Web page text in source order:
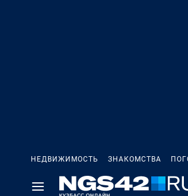
НЕДВИЖИМОСТЬ ЗНАКОМСТВА